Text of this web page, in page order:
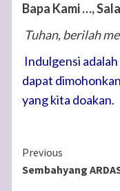
Bapa Kami …,
Tuhan, berilah
Indulgensi adalah
dapat
yang kita doakan.
Continue
Reading
Previous
Sembahyang